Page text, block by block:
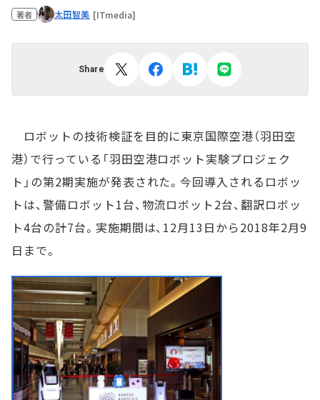
著者 太田智美 [ITmedia]
Share
ロボットの技術検証を目的に東京国際空港（羽田空
港）で行っている「羽田空港ロボット実験プロジェク
ト」の第2期実施が発表された。今回導入されるロボッ
トは、警備ロボット1台、物流ロボット2台、翻訳ロボッ
ト4台の計7台。実施期間は、12月13日から2018年2月9
日まで。